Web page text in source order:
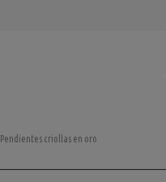
Pendientes criollas en oro